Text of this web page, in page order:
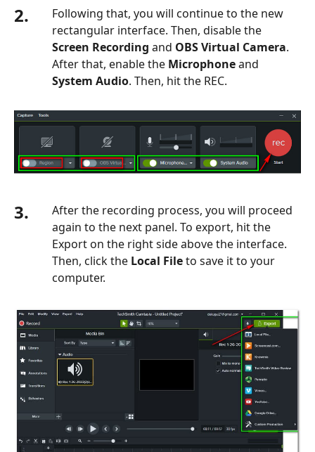
2.
Following that, you will continue to the new
rectangular interface. Then, disable the
Screen Recording and OBS Virtual Camera.
After that, enable the Microphoneand
System Audio. Then, hit the REC.
3.
After the recording process, you will proceed
again to the next panel. To export, hit the
Export on the right side above the interface.
Then, click the Local Fileto save it to your
computer.